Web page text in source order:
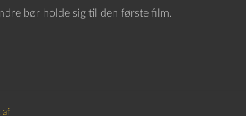
bør holde sig til den første film.
af